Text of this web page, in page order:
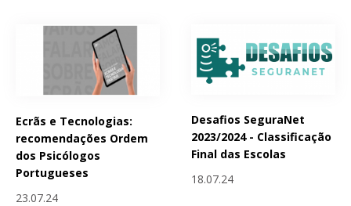
Ecrãs e Tecnologias:
recomendações Ordem
dos Psicólogos
Portugueses
23.07.24
Desafios SeguraNet
2023/2024 - Classificação
Final das Escolas
18.07.24